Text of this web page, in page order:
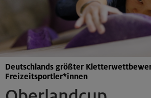
Deutschlands größter
Freizeitsportler*innen